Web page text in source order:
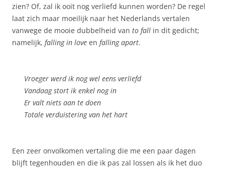
zien? Of, zal ik ooit nog verliefd kunnen worden? De regel
laat zich maar moeilijk naar het Nederlands vertalen
vanwege de mooie dubbelheid van to fall in dit gedicht;
namelijk, falling in love en falling apart.
Vroeger werd ik nog wel eens verliefd
Vandaag stort ik enkel nog in
Er valt niets aan te doen
Totale verduistering van het hart
Een zeer onvolkomen vertaling die me een paar dagen
blijft tegenhouden en die ik pas zal lossen als ik het duo